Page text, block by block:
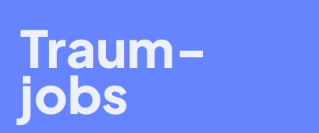
Traum-
jobs